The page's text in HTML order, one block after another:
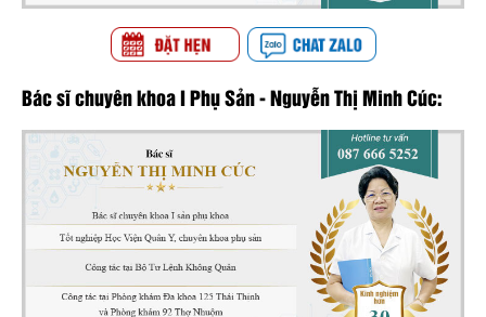
Bác sĩ chuyên khoa I Phụ Sản - Nguyễn Thị Minh Cúc: